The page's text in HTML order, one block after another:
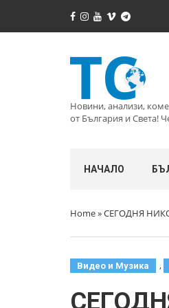
Новини, анализи,
от България и Света!
НАЧАЛО
Home»СЕГОДНЯ
Видео и Музика ,